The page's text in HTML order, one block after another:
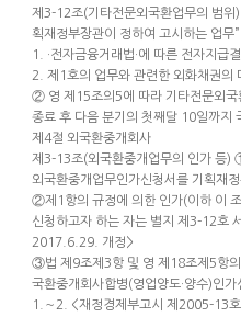
제3-12조(기타전문외국환업무의 범위
획재정부장관이 정하여 고시하는 업무
1. ·전자금융거래법·에 따른 전자지급
2. 제1호의 업무와 관련한 외화채권의
② 영 제15조의5에 따라 기타전문외국
종료 후 다음 분기의 첫째달 10일까지
제4절 외국환중개회사
제3-13조(외국환중개업무의 인가 등)
외국환중개업무인가신청서를 기획재
②제1항의 규정에 의한 인가(이하 이
신청하고자 하는 자는 별지 제3-12호
2017.6.29. 개정>
③법 제9조제3항 및 영 제18조제5항의
국환중개회사합병(영업양도·양수)인
1.～2. <재정경제부고시 제2005-13